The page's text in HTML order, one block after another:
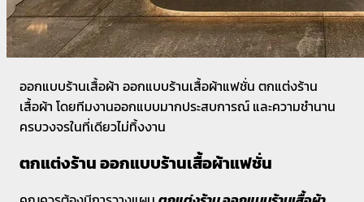
ออกแบบร้านเสื้อผ้า ออกแบบร้านเสื้อผ้าแฟชั่น ตกแต่งร้าน
เสื้อผ้า โดยทีมงานออกแบบมากประสบการณ์ และความชำนาน
ครบวงจรในที่เดียวไม่ทิ้งงาน
ตกแต่งร้าน ออกแบบร้านเสื้อผ้าแฟชั่น